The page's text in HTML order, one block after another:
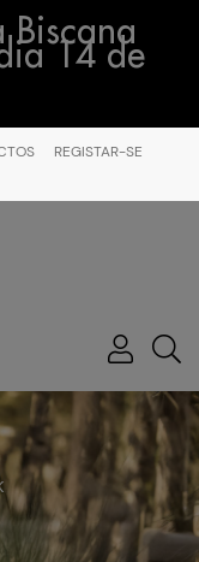
Biscana
14 de
REGISTAR-SE